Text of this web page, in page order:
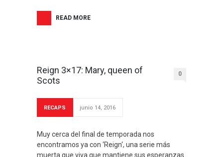
READ MORE
Reign 3×17: Mary, queen of
Scots
0
RECAPS junio 14, 2016
Muy cerca del final de temporada nos
encontramos ya con ‘Reign‘, una serie más
muerta que viva que mantiene sus esperanzas